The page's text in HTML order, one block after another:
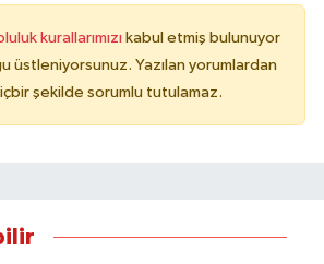
kurallarımızı kabul etmiş bulunuyor
üstleniyorsunuz. Yazılan yorumlardan
şekilde sorumlu tutulamaz.